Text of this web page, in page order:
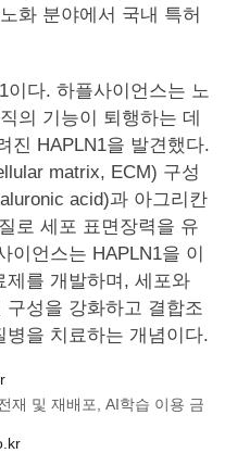
화 분야에서 국내 특허
이다. 하플사이언스는 노
의 기능이 퇴행하는 데
진 HAPLN1을 발견했다.
matrix, ECM) 구성
acid)과 아그리칸
로 세포 표면장력을 유
이언스는 HAPLN1을 이
제를 개발하며, 세포와
성을 강화하고 결합조
을 치료하는 개념이다.
재 및 재배포, AI학습 이용 금